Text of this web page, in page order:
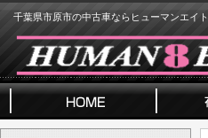
千葉県市原市の中古車ならヒューマンエイト